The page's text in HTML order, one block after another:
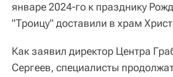
январе 2024-го к празднику
"Троицу" доставили в храм
Как заявил директор Центра
Сергеев, специалисты